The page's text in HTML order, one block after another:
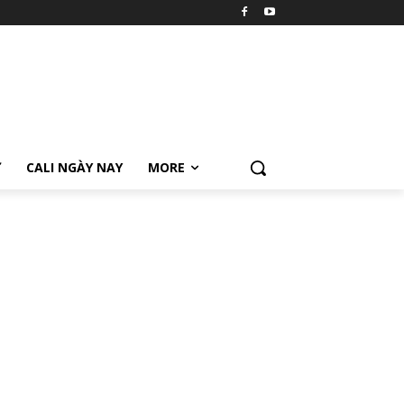
CALI NGÀY NAY MORE